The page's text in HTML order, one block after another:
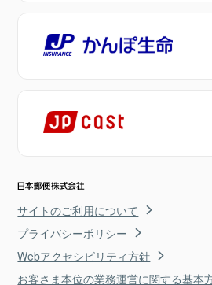
サイトのご利用について
プライバシーポリシー
Webアクセシビリティ方針
お客さま本位の業務運営に関する基本